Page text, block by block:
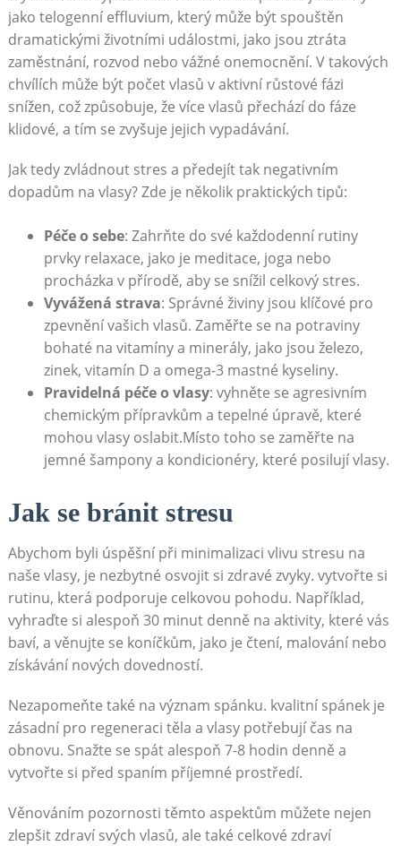
jako telogenní effluvium, který může být spouštěn
dramatickými životními událostmi, jako jsou ztráta
zaměstnání, rozvod nebo vážné onemocnění. V takových
chvílích může být počet vlasů v aktivní růstové fázi
snížen, což způsobuje, že více vlasů přechází do fáze
klidové, a tím se zvyšuje jejich vypadávání.
Jak tedy zvládnout stres a předejít tak negativním
dopadům na vlasy? Zde je několik praktických tipů:
Péče o sebe: Zahrňte do své každodenní rutiny
prvky relaxace, jako je meditace, joga nebo
procházka v přírodě, aby se snížil celkový stres.
Vyvážená strava: Správné živiny jsou klíčové pro
zpevnění vašich vlasů. Zaměřte se na potraviny
bohaté na vitamíny a minerály, jako jsou železo,
zinek, vitamín D a omega-3 mastné kyseliny.
Pravidelná péče o vlasy: vyhněte se agresivním
chemickým přípravkům a tepelné úpravě, které
mohou vlasy oslabit.Místo toho se zaměřte na
jemné šampony a kondicionéry, které posilují vlasy.
Jak se bránit stresu
Abychom byli úspěšní při minimalizaci vlivu stresu na
naše vlasy, je nezbytné osvojit si zdravé zvyky. vytvořte si
rutinu, která podporuje celkovou pohodu. Například,
vyhraďte si alespoň 30 minut denně na aktivity, které vás
baví, a věnujte se koníčkům, jako je čtení, malování nebo
získávání nových dovedností.
Nezapomeňte také na význam spánku. kvalitní spánek je
zásadní pro regeneraci těla a vlasy potřebují čas na
obnovu. Snažte se spát alespoň 7-8 hodin denně a
vytvořte si před spaním příjemné prostředí.
Věnováním pozornosti těmto aspektům můžete nejen
zlepšit zdraví svých vlasů, ale také celkové zdraví